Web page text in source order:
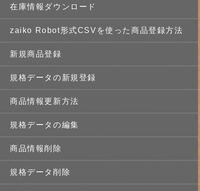
在庫情報ダウンロード
zaiko Robot形式CSVを使った商品登録方法
新規商品登録
規格データの新規登録
商品情報更新方法
規格データの編集
商品情報削除
規格データ削除